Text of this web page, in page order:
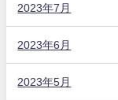
2023年7月
2023年6月
2023年5月